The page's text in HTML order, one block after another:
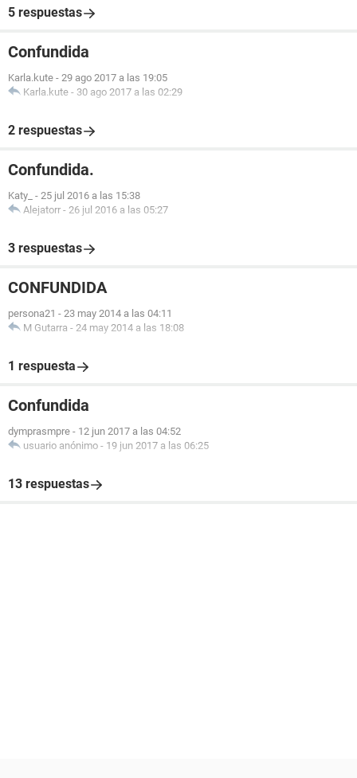
5 respuestas
Confundida
Karla.kute - 29 ago 2017 a las 19:05
Karla.kute - 30 ago 2017 a las 02:29
2 respuestas
Confundida.
Katy_ - 25 jul 2016 a las 15:38
Alejatorr - 26 jul 2016 a las 05:27
3 respuestas
CONFUNDIDA
persona21 - 23 may 2014 a las 04:11
M Gutarra - 24 may 2014 a las 18:08
1 respuesta
Confundida
dymprasmpre - 12 jun 2017 a las 04:52
usuario anónimo - 19 jun 2017 a las 06:25
13 respuestas